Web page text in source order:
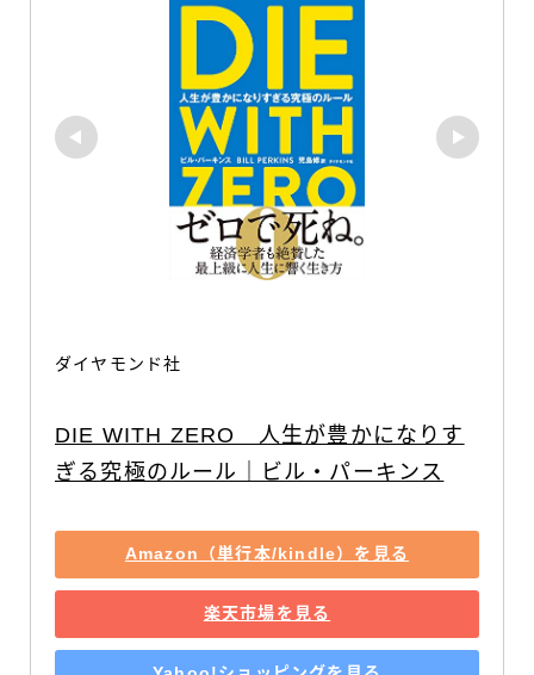
ダイヤモンド社
DIE WITH ZERO　人生が豊かになりす
ぎる究極のルール｜ビル・パーキンス
Amazon（単行本/kindle）を見る
楽天市場を見る